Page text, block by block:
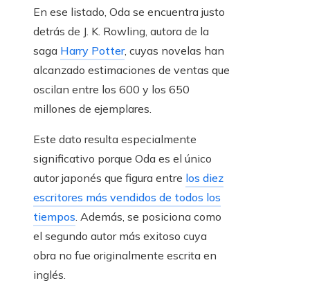
En ese listado, Oda se encuentra justo
detrás de J. K. Rowling, autora de la
saga Harry Potter, cuyas novelas han
alcanzado estimaciones de ventas que
oscilan entre los 600 y los 650
millones de ejemplares.
Este dato resulta especialmente
significativo porque Oda es el único
autor japonés que figura entre los diez
escritores más vendidos de todos los
tiempos. Además, se posiciona como
el segundo autor más exitoso cuya
obra no fue originalmente escrita en
inglés.